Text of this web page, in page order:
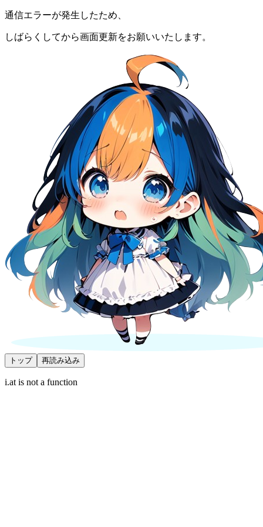
通信エラーが発生したため、
しばらくしてから画面更新をお願いいたします。
トップ 再読み込み
i.at is not a function